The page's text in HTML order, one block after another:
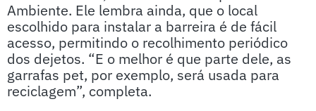
Ambiente. Ele lembra ainda, que o local
escolhido para instalar a barreira é de fácil
acesso, permitindo o recolhimento periódico
dos dejetos. “E o melhor é que parte dele, as
garrafas pet, por exemplo, será usada para
reciclagem”, completa.